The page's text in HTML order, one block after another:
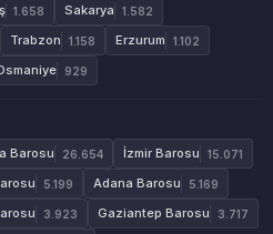
1.658 Sakarya 1.582
Trabzon 1.158 Erzurum 1.102
929
Barosu 26.654 İzmir Barosu 15.071
5.199 Adana Barosu 5.169
3.923 Gaziantep Barosu 3.717